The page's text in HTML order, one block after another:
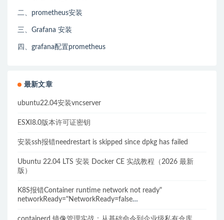
二、prometheus安装
三、Grafana 安装
四、grafana配置prometheus
最新文章
ubuntu22.04安装vncserver
ESXI8.0版本许可证密钥
安装ssh报错needrestart is skipped since dpkg has failed
Ubuntu 22.04 LTS 安装 Docker CE 实战教程（2026 最新
版）
K8S报错Container runtime network not ready"
networkReady="NetworkReady=false